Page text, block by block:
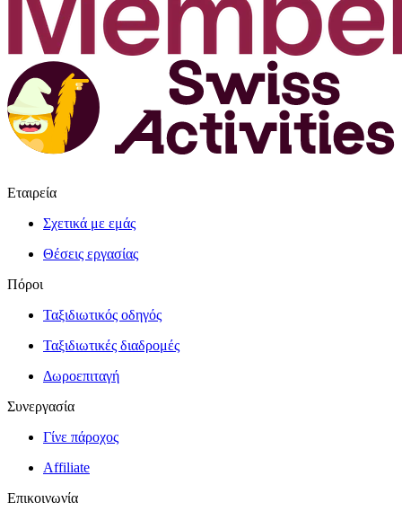
Εταιρεία
Σχετικά με εμάς
Θέσεις εργασίας
Πόροι
Ταξιδιωτικός οδηγός
Ταξιδιωτικές διαδρομές
Δωροεπιταγή
Συνεργασία
Γίνε πάροχος
Affiliate
Επικοινωνία